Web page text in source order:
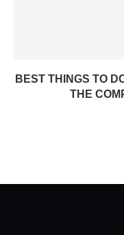
BEST THINGS TO
THE